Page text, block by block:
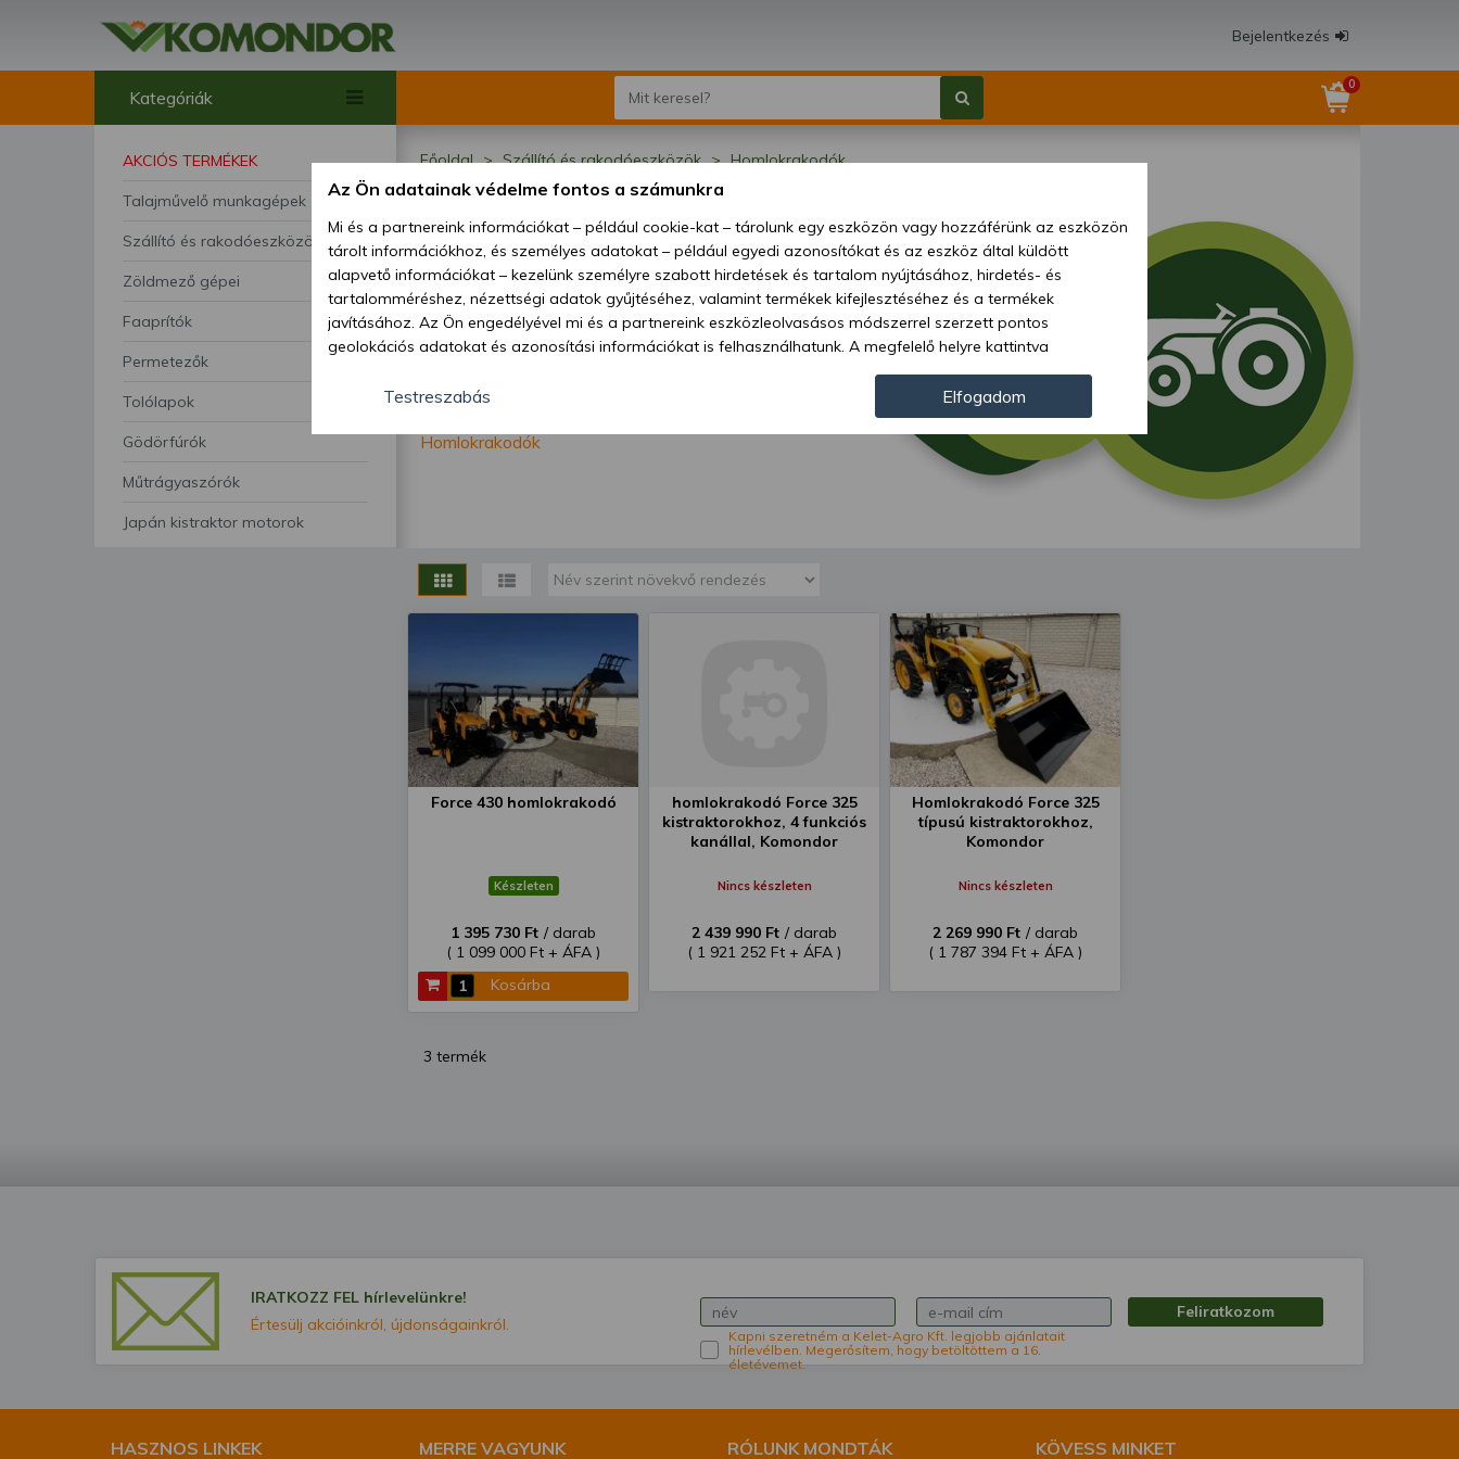
Bejelentkezés
Kategóriák
AKCIÓS TERMÉKEK
Talajművelő munkagépek
Szállító és rakodóeszközök
Zöldmező gépei
Faaprítók
Permetezők
Tolólapok
Gödörfúrók
Műtrágyaszórók
Japán kistraktor motorok
0
Főoldal Szállító és rakodóeszközök Homlokrakodók
Homlokrakodók
Homlokrakodók
Force 430 homlokrakodó
Készleten
1 395 730 Ft / darab
( 1 099 000 Ft + ÁFA )
Kosárba
homlokrakodó Force 325
kistraktorokhoz, 4 funkciós
kanállal, Komondor
Nincs készleten
2 439 990 Ft / darab
( 1 921 252 Ft + ÁFA )
Homlokrakodó Force 325
típusú kistraktorokhoz,
Komondor
Nincs készleten
2 269 990 Ft / darab
( 1 787 394 Ft + ÁFA )
3 termék
IRATKOZZ FEL hírlevelünkre!
Értesülj akcióinkról, újdonságainkról.
Kapni szeretném a Kelet-Agro Kft. legjobb ajánlatait
hírlevélben. Megerősítem, hogy betöltöttem a 16.
életévemet.
Feliratkozom
HASZNOS LINKEK MERRE VAGYUNK RÓLUNK MONDTÁK KÖVESS MINKET
Az Ön adatainak védelme fontos a számunkra
Mi és a partnereink információkat – például cookie-kat – tárolunk egy eszközön vagy hozzáférünk az eszközön
tárolt információkhoz, és személyes adatokat – például egyedi azonosítókat és az eszköz által küldött
alapvető információkat – kezelünk személyre szabott hirdetések és tartalom nyújtásához, hirdetés- és
tartalomméréshez, nézettségi adatok gyűjtéséhez, valamint termékek kifejlesztéséhez és a termékek
javításához. Az Ön engedélyével mi és a partnereink eszközleolvasásos módszerrel szerzett pontos
geolokációs adatokat és azonosítási információkat is felhasználhatunk. A megfelelő helyre kattintva
hozzájárulhat ahhoz, hogy mi és a partnereink a fent leírtak szerint adatkezelést végezzünk. Másik
lehetőségként a hozzájárulás megadása vagy elutasítása előtt részletesebb információkhoz juthat, és
megváltoztathatja beállításait. Felhívjuk figyelmét, hogy személyes adatainak bizonyos kezeléséhez nem
feltétlenül szükséges az Ön hozzájárulása, de jogában áll tiltakozni az ilyen jellegű adatkezelés ellen. A
beállításai csak erre a weboldalra érvényesek. Erre a webhelyre visszatérve vagy az adatvédelmi szabályzatunk
Testreszabás Elfogadom